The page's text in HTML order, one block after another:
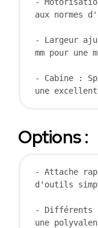
-
aux normes
- Largeur
mm pour
- Cabine :
une
Options :
- Attache
d'outils
- Différents
une